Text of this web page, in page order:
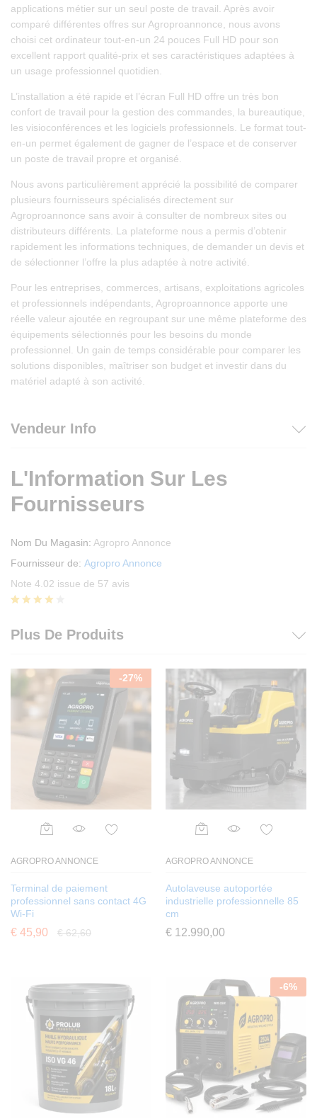
applications métier sur un seul poste de travail. Après avoir
comparé différentes offres sur Agroproannonce, nous avons
choisi cet ordinateur tout-en-un 24 pouces Full HD pour son
excellent rapport qualité-prix et ses caractéristiques adaptées à
un usage professionnel quotidien.
L’installation a été rapide et l’écran Full HD offre un très bon
confort de travail pour la gestion des commandes, la bureautique,
les visioconférences et les logiciels professionnels. Le format tout-
en-un permet également de gagner de l’espace et de conserver
un poste de travail propre et organisé.
Nous avons particulièrement apprécié la possibilité de comparer
plusieurs fournisseurs spécialisés directement sur
Agroproannonce sans avoir à consulter de nombreux sites ou
distributeurs différents. La plateforme nous a permis d’obtenir
rapidement les informations techniques, de demander un devis et
de sélectionner l’offre la plus adaptée à notre activité.
Pour les entreprises, commerces, artisans, exploitations agricoles
et professionnels indépendants, Agroproannonce apporte une
réelle valeur ajoutée en regroupant sur une même plateforme des
équipements sélectionnés pour les besoins du monde
professionnel. Un gain de temps considérable pour comparer les
solutions disponibles, maîtriser son budget et investir dans du
matériel adapté à son activité.
Vendeur Info
L'Information Sur Les
Fournisseurs
Nom Du Magasin: Agropro Annonce
Fournisseur de: Agropro Annonce
Note 4.02 issue de 57 avis
4.02
sur 5
notation
Plus De Produits
-27%
AGROPRO ANNONCE
Terminal de paiement
professionnel sans contact 4G
Wi-Fi
€ 45,90 €62,60
AGROPRO ANNONCE
Autolaveuse autoportée
industrielle professionnelle 85
cm
€ 12.990,00
-6%